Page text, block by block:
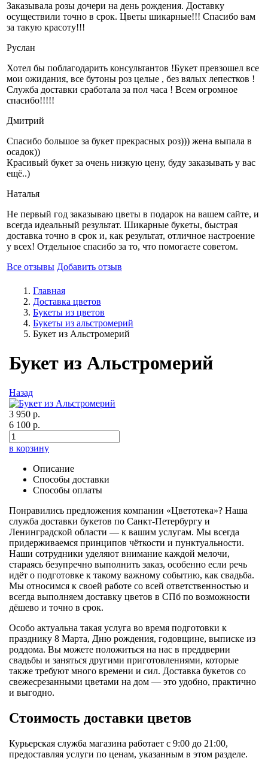
Заказывала розы дочери на день рождения. Доставку
осуществили точно в срок. Цветы шикарные!!! Спасибо вам
за такую красоту!!!
Руслан
Хотел бы поблагодарить консультантов !Букет превзошел все
мои ожидания, все бутоны роз целые , без вялых лепестков !
Служба доставки сработала за пол часа ! Всем огромное
спасибо!!!!!
Дмитрий
Спасибо большое за букет прекрасных роз))) жена выпала в
осадок))
Красивый букет за очень низкую цену, буду заказывать у вас
ещё..)
Наталья
Не первый год заказываю цветы в подарок на вашем сайте, и
всегда идеальный результат. Шикарные букеты, быстрая
доставка точно в срок и, как результат, отличное настроение
у всех! Отдельное спасибо за то, что помогаете советом.
Все отзывы Добавить отзыв
Главная
Доставка цветов
Букеты из цветов
Букеты из альстромерий
Букет из Альстромерий
Букет из Альстромерий
Назад
3 950 р.
6 100 р.
в корзину
Описание
Способы доставки
Способы оплаты
Понравились предложения компании «Цветотека»? Наша
служба доставки букетов по Санкт-Петербургу и
Ленинградской области — к вашим услугам. Мы всегда
придерживаемся принципов чёткости и пунктуальности.
Наши сотрудники уделяют внимание каждой мелочи,
стараясь безупречно выполнить заказ, особенно если речь
идёт о подготовке к такому важному событию, как свадьба.
Мы относимся к своей работе со всей ответственностью и
всегда выполняем доставку цветов в СПб по возможности
дёшево и точно в срок.
Особо актуальна такая услуга во время подготовки к
празднику 8 Марта, Дню рождения, годовщине, выписке из
роддома. Вы можете положиться на нас в преддверии
свадьбы и заняться другими приготовлениями, которые
также требуют много времени и сил. Доставка букетов со
свежесрезанными цветами на дом — это удобно, практично
и выгодно.
Стоимость доставки цветов
Курьерская служба магазина работает с 9:00 до 21:00,
предоставляя услуги по ценам, указанным в этом разделе.